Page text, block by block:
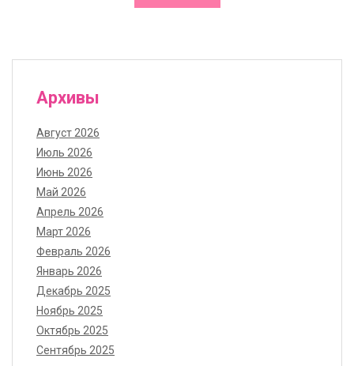
Архивы
Август 2026
Июль 2026
Июнь 2026
Май 2026
Апрель 2026
Март 2026
Февраль 2026
Январь 2026
Декабрь 2025
Ноябрь 2025
Октябрь 2025
Сентябрь 2025